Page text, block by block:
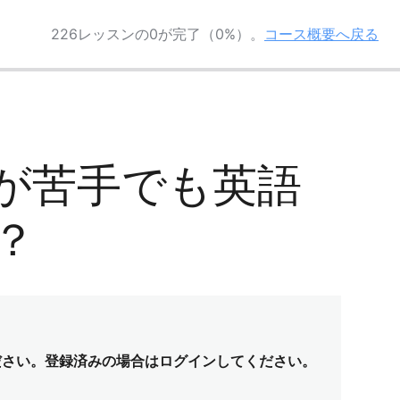
226レッスンの0が完了（0%）。 コース概要へ戻る
苦手でも英語
い。登録済みの場合はログインしてください。